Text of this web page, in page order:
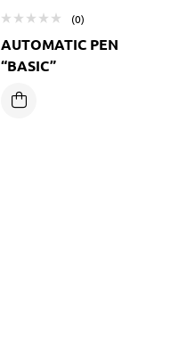
(0)
AUTOMATIC PEN
“BASIC”